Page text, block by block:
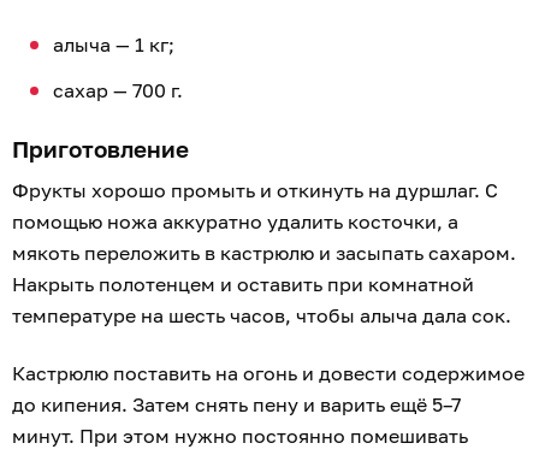
алыча — 1 кг;
сахар — 700 г.
Приготовление
Фрукты хорошо промыть и откинуть на дуршлаг. С
помощью ножа аккуратно удалить косточки, а
мякоть переложить в кастрюлю и засыпать сахаром.
Накрыть полотенцем и оставить при комнатной
температуре на шесть часов, чтобы алыча дала сок.
Кастрюлю поставить на огонь и довести содержимое
до кипения. Затем снять пену и варить ещё 5–7
минут. При этом нужно постоянно помешивать